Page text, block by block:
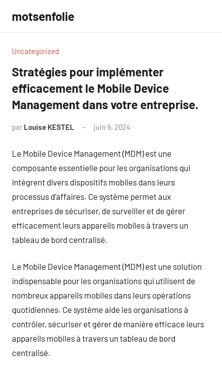
contenu
motsenfolie
Uncategorized
Stratégies pour implémenter
efficacement le Mobile Device
Management dans votre entreprise.
par Louise KESTEL juin 9, 2024
Le Mobile Device Management (MDM) est une
composante essentielle pour les organisations qui
intègrent divers dispositifs mobiles dans leurs
processus d’affaires. Ce système permet aux
entreprises de sécuriser, de surveiller et de gérer
efficacement leurs appareils mobiles à travers un
tableau de bord centralisé.
Le Mobile Device Management (MDM) est une solution
indispensable pour les organisations qui utilisent de
nombreux appareils mobiles dans leurs opérations
quotidiennes. Ce système aide les organisations à
contrôler, sécuriser et gérer de manière efficace leurs
appareils mobiles à travers un tableau de bord
centralisé.